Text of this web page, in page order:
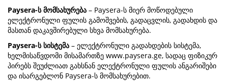
Paysera-ს მომსახურება – Paysera-ს მიერ მოწოდებული
ელექტრონული ფულის გამოშვების, გადაცვლის, გადახდის და
მასთან დაკავშირებული სხვა მომსახურება.
Paysera-ს სისტემა – ელექტრონული გადახდების სისტემა,
ხელმისაწვდომი მისამართზე www.paysera.ge, სადაც ფიზიკურ
პირებს შეუძლიათ გახსნან ელექტრონული ფულის ანგარიშები
და ისარგებლონ Paysera-ს მომსახურებით.